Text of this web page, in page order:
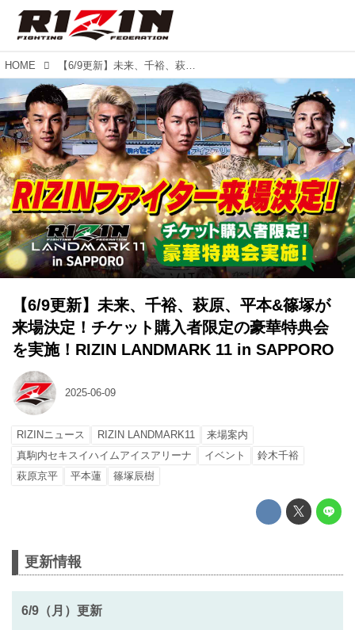
HOME 【6/9更新】未来、千裕、萩原、平本&篠塚が来場決定！チケット購入者限定の豪華特典会を実施！RIZIN LANDMARK 11 in SAPPORO
【6/9更新】未来、千裕、萩原、平本&篠塚が
来場決定！チケット購入者限定の豪華特典会
を実施！RIZIN LANDMARK 11 in SAPPORO
2025-06-09
RIZINニュース RIZIN LANDMARK11
来場案内
真駒内セキスイハイムアイスアリーナ
イベント
鈴木千裕
萩原京平
平本蓮 篠塚辰樹
更新情報
6/9（月）更新